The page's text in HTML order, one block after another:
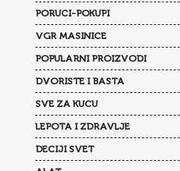
PORUCI-POKUPI
VGR MASINICE
POPULARNI PROIZVODI
DVORISTE I BASTA
SVE ZA KUCU
LEPOTA I ZDRAVLJE
DECIJI SVET